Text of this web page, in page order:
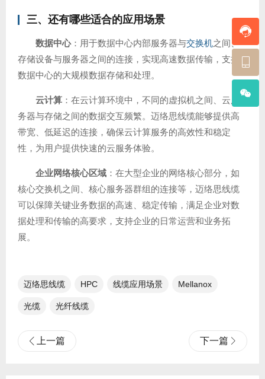
三、还有哪些适合的应用场景
数据中心：用于数据中心内部服务器与交换机之间、
存储设备与服务器之间的连接，实现高速数据传输，支持
数据中心的大规模数据存储和处理。
云计算 ：在云计算环境中，不同的虚拟机之间、云服
务器与存储之间的数据交互频繁。迈络思线缆能够提供高
带宽、低延迟的连接，确保云计算服务的高效性和稳定
性，为用户提供快速的云服务体验。
企业网络核心区域 ：在大型企业的网络核心部分，如
核心交换机之间、核心服务器群组的连接等，迈络思线缆
可以保障关键业务数据的高速、稳定传输，满足企业对数
据处理和传输的高要求，支持企业的日常运营和业务拓
展。
迈络思线缆 HPC 线缆应用场景 Mellanox
光缆 光纤线缆​
上一篇 下一篇